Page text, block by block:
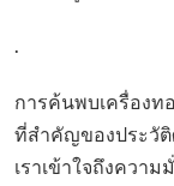
.
การค้นพบเครื่องท
ที่สำคัญของประวัติ
เราเข้าใจถึงควา